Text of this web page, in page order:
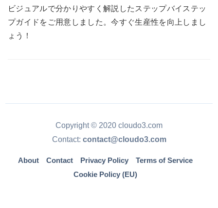
ビジュアルで分かりやすく解説したステップバイステッ
プガイドをご用意しました。今すぐ生産性を向上しまし
ょう！
Copyright © 2020 cloudo3.com
Contact: contact@cloudo3.com
About Contact Privacy Policy
Terms of Service
Cookie Policy (EU)